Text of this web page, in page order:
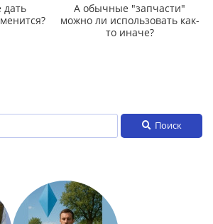
дать
А обычные "запчасти"
можно ли использовать как-
то иначе?
Поиск